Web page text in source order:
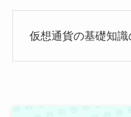
仮想通貨の基礎知識